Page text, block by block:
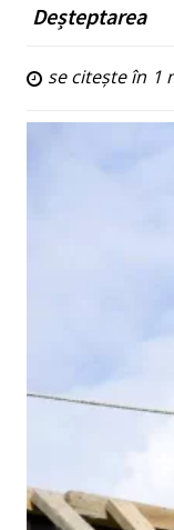
Deșteptarea
se citește în 1